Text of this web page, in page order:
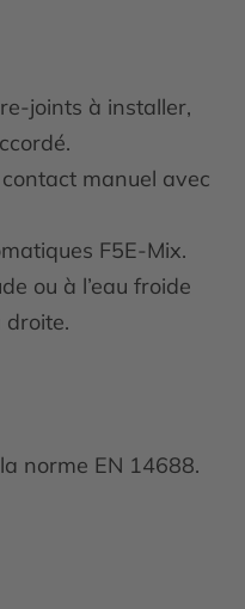
joints à installer,
manuel avec
F5E-Mix.
ou à l’eau froide
droite.
norme EN 14688.